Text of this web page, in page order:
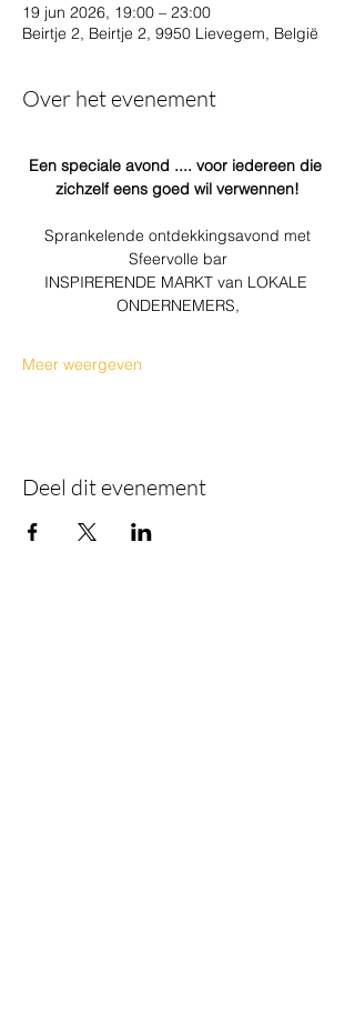
19 jun 2026, 19:00 – 23:00
Beirtje 2, Beirtje 2, 9950 Lievegem, België
Over het evenement
Een speciale avond .... voor iedereen die
zichzelf eens goed wil verwennen!
Sprankelende ontdekkingsavond met
Sfeervolle bar
INSPIRERENDE MARKT van LOKALE
ONDERNEMERS,
Meer weergeven
Deel dit evenement